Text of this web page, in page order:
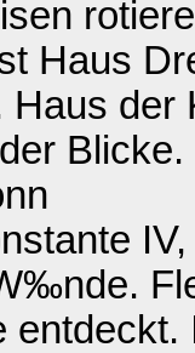
Haus
Haus der
entdeckt.